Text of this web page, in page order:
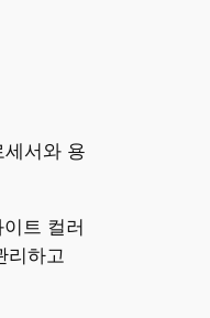
서와 용
트 컬러
리하고